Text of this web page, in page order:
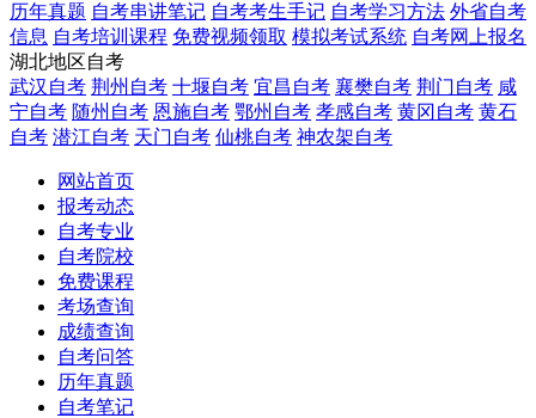
历年真题 自考串讲笔记 自考考生手记 自考学习方法 外省自考
信息 自考培训课程 免费视频领取 模拟考试系统 自考网上报名
湖北地区自考
武汉自考 荆州自考 十堰自考 宜昌自考 襄樊自考 荆门自考 咸
宁自考 随州自考 恩施自考 鄂州自考 孝感自考 黄冈自考 黄石
自考 潜江自考 天门自考 仙桃自考 神农架自考
网站首页
报考动态
自考专业
自考院校
免费课程
考场查询
成绩查询
自考问答
历年真题
自考笔记